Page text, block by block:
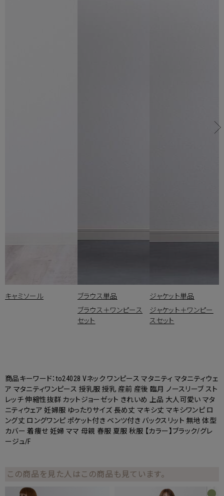
キャミソール
ブラウス単品
ブラウス＋ワンピース
セット
ジャケット単品
ジャケット＋ワンピー
スセット
商品キーワード：to24028 Vネック ワンピース マタニティ マタニティウェ
ア マタニティワンピース 授乳服 授乳 産前 産後 臨月 ノースリーブ スト
レッチ 伸縮性抜群 カットジョーゼット きれいめ 上品 大人可愛い マタ
ニティウェア 妊婦服 ゆったりサイズ 長め丈 マキシ丈 マキシワンピ ロ
ング丈 ロングワンピ ポケット付き ベンツ付き バックスリット 無地 体型
カバー 着痩せ 妊婦 ママ 母親 春服 夏服 秋服 【カラー】ブラック/グレ
ージュ/F
この商品を見た人はこの商品も見ています。